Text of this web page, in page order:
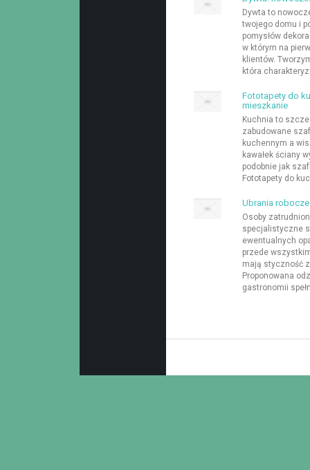
Dywta to
twojego domu i
pomysłów
w którym na
klientów.
która
Fototapety do
mieszkanie
Kuchnia to
zabudowane
kuchennym a
kawałek ściany
podobnie jak
Fototapety do
Ubrania
Osoby
specjalistyczne
ewentualnych
przede
mają styczność
Proponowana
gastronomii